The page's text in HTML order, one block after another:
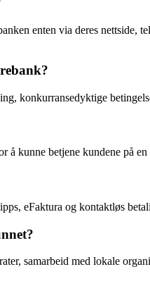
enten via deres
konkurransedyktige
kunne betjene kundene på
eFaktura og kontaktløs
samarbeid med lokale